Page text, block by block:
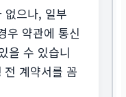
없으나, 일부
우 약관에 통신
을 수 있습니
계약서를 꼼